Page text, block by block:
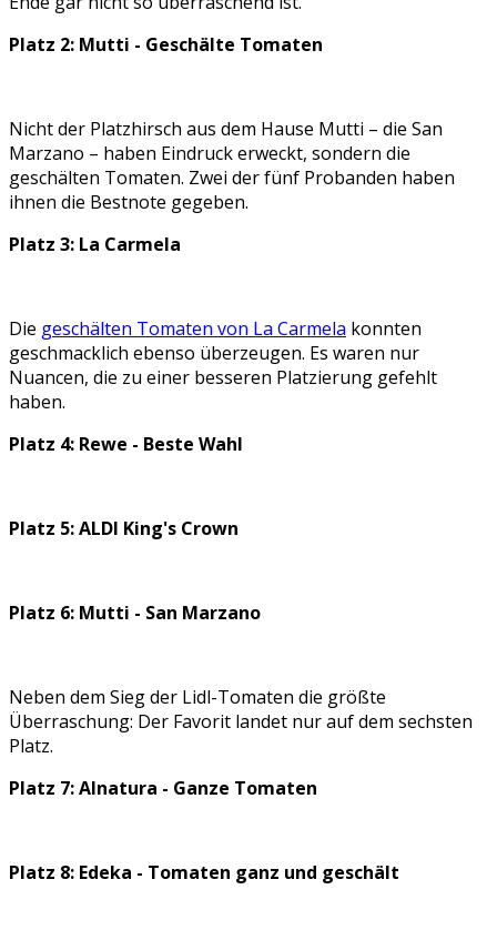
Platz 2: Mutti - Geschälte Tomaten
Nicht der Platzhirsch aus dem Hause Mutti – die San
Marzano – haben Eindruck erweckt, sondern die
geschälten Tomaten. Zwei der fünf Probanden haben
ihnen die Bestnote gegeben.
Platz 3: La Carmela
Die geschälten Tomaten von La Carmela konnten
geschmacklich ebenso überzeugen. Es waren nur
Nuancen, die zu einer besseren Platzierung gefehlt
haben.
Platz 4: Rewe - Beste Wahl
Platz 5: ALDI King's Crown
Platz 6: Mutti - San Marzano
Neben dem Sieg der Lidl-Tomaten die größte
Überraschung: Der Favorit landet nur auf dem sechsten
Platz.
Platz 7: Alnatura - Ganze Tomaten
Platz 8: Edeka - Tomaten ganz und geschält